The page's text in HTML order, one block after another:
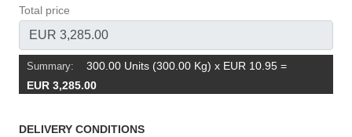
Total price
Summary: 300.00 Units (300.00 Kg) x EUR 10.95 =
EUR 3,285.00
DELIVERY CONDITIONS